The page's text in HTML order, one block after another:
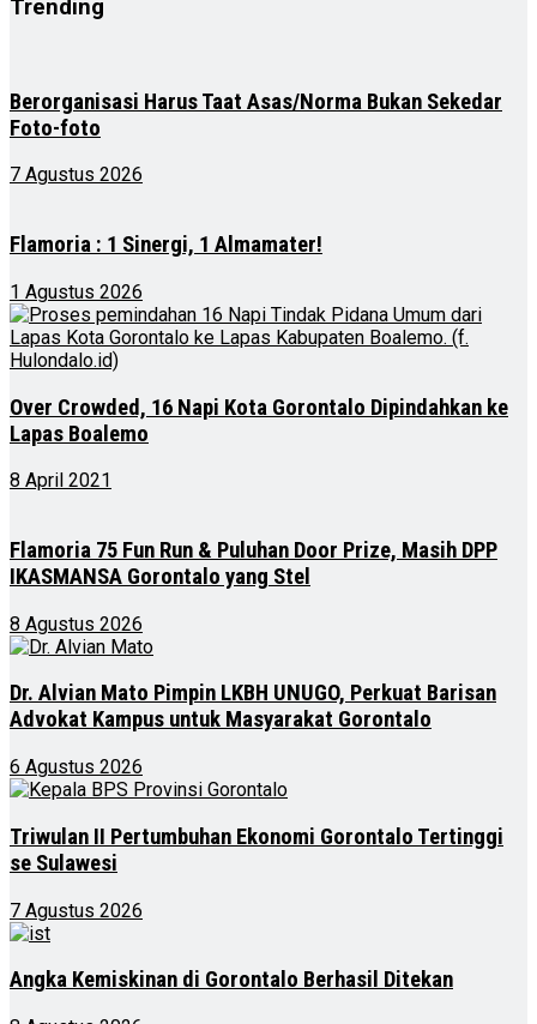
Trending
Berorganisasi Harus Taat Asas/Norma Bukan Sekedar
Foto-foto
7 Agustus 2026
Flamoria : 1 Sinergi, 1 Almamater!
1 Agustus 2026
Over Crowded, 16 Napi Kota Gorontalo Dipindahkan ke
Lapas Boalemo
8 April 2021
Flamoria 75 Fun Run & Puluhan Door Prize, Masih DPP
IKASMANSA Gorontalo yang Stel
8 Agustus 2026
Dr. Alvian Mato Pimpin LKBH UNUGO, Perkuat Barisan
Advokat Kampus untuk Masyarakat Gorontalo
6 Agustus 2026
Triwulan II Pertumbuhan Ekonomi Gorontalo Tertinggi
se Sulawesi
7 Agustus 2026
Angka Kemiskinan di Gorontalo Berhasil Ditekan